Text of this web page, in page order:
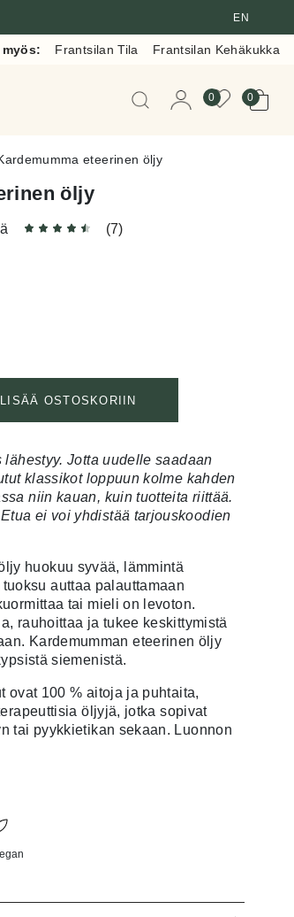
EN
Frantsilan Tila Frantsilan Kehäkukka
Kun tuloksia tulee,
0 0
eteerinen öljy
öljy
(7)
LISÄÄ OSTOSKORIIN
Jotta uudelle saadaan
klassikot loppuun kolme kahden
niin kauan, kuin tuotteita riittää.
ei voi yhdistää tarjouskoodien
huokuu syvää, lämmintä
auttaa palauttamaan
tai mieli on levoton.
rauhoittaa ja tukee keskittymistä
Kardemumman eteerinen öljy
siemenistä.
ovat 100 % aitoja ja puhtaita,
öljyjä, jotka sopivat
tai pyykkietikan sekaan. Luonnon